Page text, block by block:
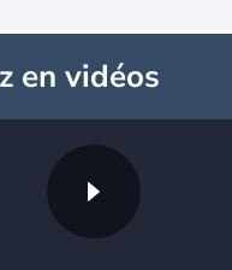
en vidéos